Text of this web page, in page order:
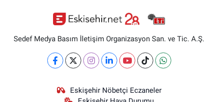
Sedef Medya Basım İletişim Organizasyon San. ve Tic. A.Ş.
Eskişehir Nöbetçi Eczaneler